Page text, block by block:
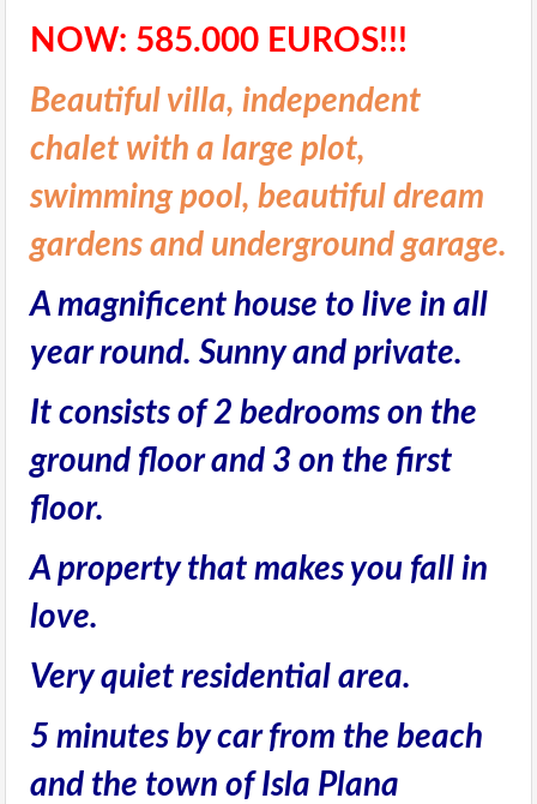
NOW: 585.000 EUROS!!!
Beautiful villa, independent
chalet with a large plot,
swimming pool, beautiful dream
gardens and underground garage.
A magnificent house to live in all
year round. Sunny and private.
It consists of 2 bedrooms on the
ground floor and 3 on the first
floor.
A property that makes you fall in
love.
Very quiet residential area.
5 minutes by car from the beach
and the town of Isla Plana